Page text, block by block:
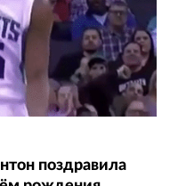
поздравила